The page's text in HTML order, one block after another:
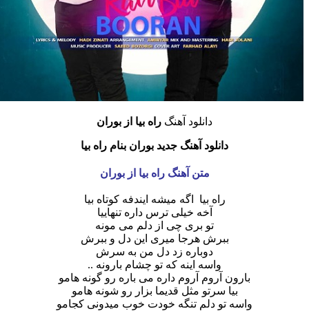
دانلود آهنگراه بیااز بوران
دانلود آهنگ جدید بوران بنام راه بیا
متن آهنگ راه بیا از بوران
راه بیا اگه میشه ایندفه کوتاه بیا
آخه خیلی ترس داره تنهاییا
تو بری چی از دلم می مونه
ببرش هرجا میری این دل و ببرش
دوباره زد دل من به سرش
واسه اینه که تو چشام بارونه ..
بارون آروم آروم داره می باره رو گونه هامو
بیا سرتو مثل قدیما بزار رو شونه هامو
واسه تو دلم تنگه خودت خوب میدونی کجامو